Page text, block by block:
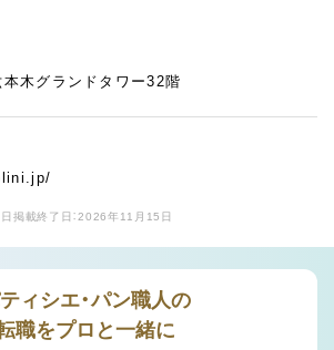
木グランドタワー32階
掲載終了日：2026年11月15日
ィシエ・パン職人の
職をプロと一緒に